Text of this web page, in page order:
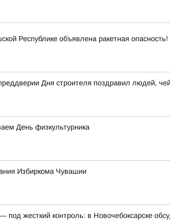
Республике объявлена ракетная опасность!
Дня строителя поздравил людей,
День физкультурника
Избиркома Чувашии
под жесткий контроль: в Новочебоксарске